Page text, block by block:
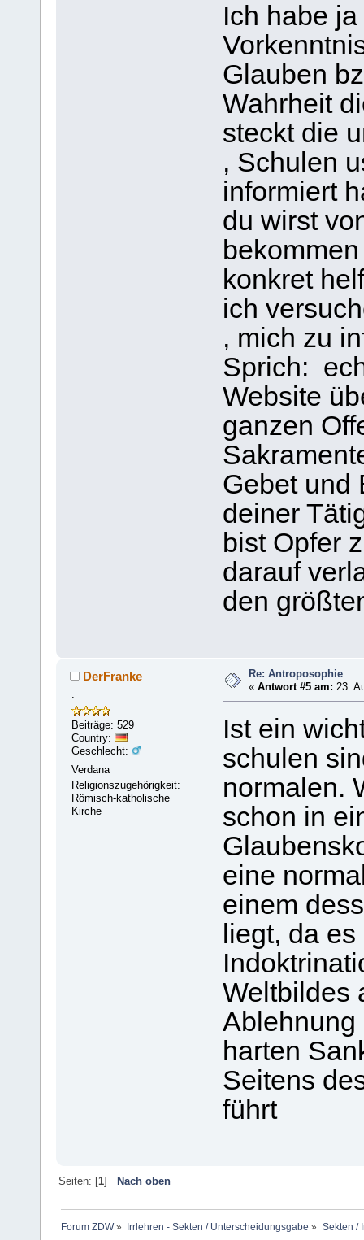
Ich habe
Glauben
Wahrheit
steckt die
, Schulen
informiert
du wirst
konkret
ich
, mich zu
Sprich:
Website
ganzen
Gebet und
deiner
bist Opfer
darauf
den
DerFranke
Beiträge: 529
Country:
Geschlecht:
Verdana
Religionszugehörigkeit:
Römisch-katholische
Kirche
Re: Antroposophie
«Antwort #5 am: 23.
Ist ein
schulen
normalen.
schon in
eine
einem
liegt, da
Weltbildes
Ablehnung
harten
Seitens
führt
Seiten: [1] Nach oben
Forum ZDW» Irrlehren - Sekten / Unterscheidungsgabe » Sekten /